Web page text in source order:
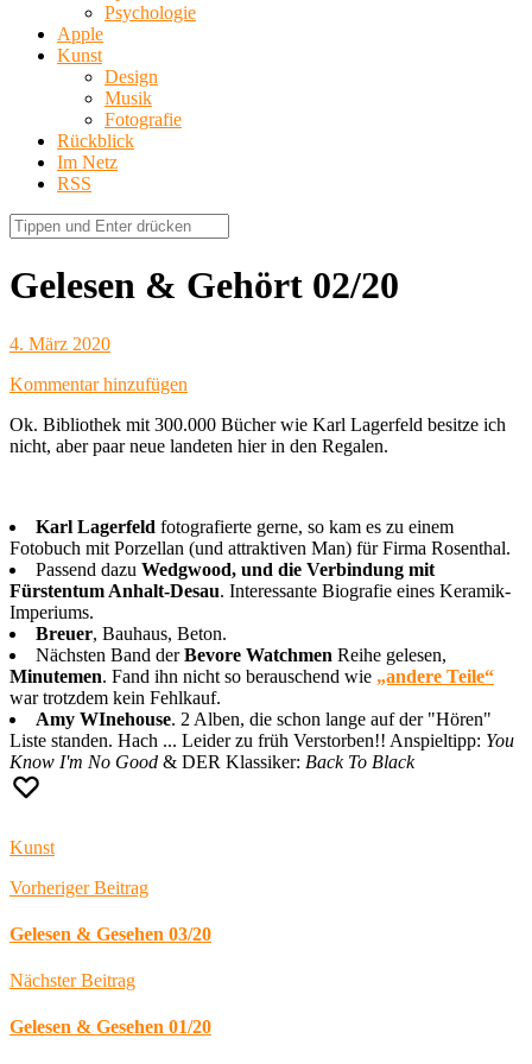
Psychologie
Apple
Kunst
Design
Musik
Fotografie
Rückblick
Im Netz
RSS
Gelesen & Gehört 02/20
4. März 2020
Kommentar hinzufügen
Ok. Bibliothek mit 300.000 Bücher wie Karl Lagerfeld besitze ich
nicht, aber paar neue landeten hier in den Regalen.
Karl Lagerfeld fotografierte gerne, so kam es zu einem
Fotobuch mit Porzellan (und attraktiven Man) für Firma Rosenthal.
Passend dazu Wedgwood, und die Verbindung mit
Fürstentum Anhalt-Desau. Interessante Biografie eines Keramik-
Imperiums.
Breuer, Bauhaus, Beton.
Nächsten Band derBevore Watchmen Reihe gelesen,
Minutemen. Fand ihn nicht so berauschend wie „andere Teile“
war trotzdem kein Fehlkauf.
Amy WInehouse. 2 Alben, die schon lange auf der "Hören"
Liste standen. Hach ... Leider zu früh Verstorben!! Anspieltipp: You
Know I'm No Good & DER Klassiker: Back To Black
Kunst
Vorheriger Beitrag
Gelesen & Gesehen 03/20
Nächster Beitrag
Gelesen & Gesehen 01/20